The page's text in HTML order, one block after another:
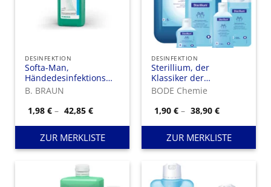
DESINFEKTION
Softa-Man,
Händedesinfektionsmittel
für trockene bis
B. BRAUN
1,98€ – 42,85€Preisspanne:
1,98 €
bis
42,85 €
ZUR MERKLISTE
DESINFEKTION
Sterillium, der
Klassiker der
alkoholischen
sehr guter
BODE Chemie
1,90€ – 38,90€
1,90 €
bis
38,90 €
ZUR MERKLISTE